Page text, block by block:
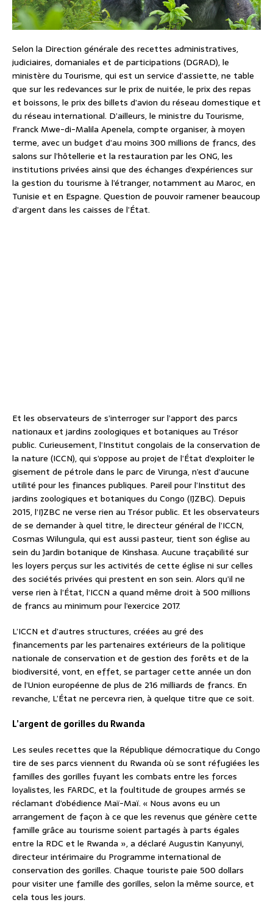
Selon la Direction générale des recettes administratives,
judiciaires, domaniales et de participations (DGRAD), le
ministère du Tourisme, qui est un service d’assiette, ne table
que sur les redevances sur le prix de nuitée, le prix des repas
et boissons, le prix des billets d’avion du réseau domestique et
du réseau international. D’ailleurs, le ministre du Tourisme,
Franck Mwe-di-Malila Apenela, compte organiser, à moyen
terme, avec un budget d’au moins 300 millions de francs, des
salons sur l’hôtellerie et la restauration par les ONG, les
institutions privées ainsi que des échanges d’expériences sur
la gestion du tourisme à l’étranger, notamment au Maroc, en
Tunisie et en Espagne. Question de pouvoir ramener beaucoup
d’argent dans les caisses de l’État.
Et les observateurs de s’interroger sur l’apport des parcs
nationaux et jardins zoologiques et botaniques au Trésor
public. Curieusement, l’Institut congolais de la conservation de
la nature (ICCN), qui s’oppose au projet de l’État d’exploiter le
gisement de pétrole dans le parc de Virunga, n’est d’aucune
utilité pour les finances publiques. Pareil pour l’Institut des
jardins zoologiques et botaniques du Congo (IJZBC). Depuis
2015, l’IJZBC ne verse rien au Trésor public. Et les observateurs
de se demander à quel titre, le directeur général de l’ICCN,
Cosmas Wilungula, qui est aussi pasteur, tient son église au
sein du Jardin botanique de Kinshasa. Aucune traçabilité sur
les loyers perçus sur les activités de cette église ni sur celles
des sociétés privées qui prestent en son sein. Alors qu’il ne
verse rien à l’État, l’ICCN a quand même droit à 500 millions
de francs au minimum pour l’exercice 2017.
L’ICCN et d’autres structures, créées au gré des
financements par les partenaires extérieurs de la politique
nationale de conservation et de gestion des forêts et de la
biodiversité, vont, en effet, se partager cette année un don
de l’Union européenne de plus de 216 milliards de francs. En
revanche, L’État ne percevra rien, à quelque titre que ce soit.
L’argent de gorilles du Rwanda
Les seules recettes que la République démocratique du Congo
tire de ses parcs viennent du Rwanda où se sont réfugiées les
familles des gorilles fuyant les combats entre les forces
loyalistes, les FARDC, et la foultitude de groupes armés se
réclamant d’obédience Maï-Maï. « Nous avons eu un
arrangement de façon à ce que les revenus que génère cette
famille grâce au tourisme soient partagés à parts égales
entre la RDC et le Rwanda », a déclaré Augustin Kanyunyi,
directeur intérimaire du Programme international de
conservation des gorilles. Chaque touriste paie 500 dollars
pour visiter une famille des gorilles, selon la même source, et
cela tous les jours.